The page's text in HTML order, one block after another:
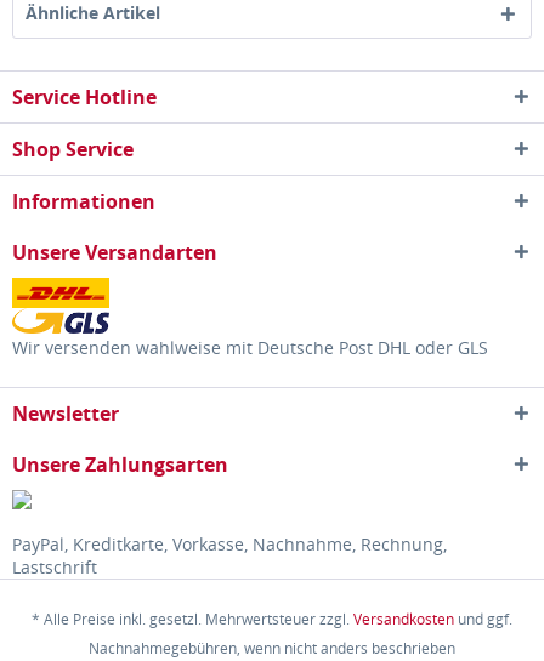
Ähnliche Artikel
Service Hotline
Shop Service
Informationen
Unsere Versandarten
Wir versenden wahlweise mit Deutsche Post DHL oder GLS
Newsletter
Unsere Zahlungsarten
PayPal, Kreditkarte, Vorkasse, Nachnahme, Rechnung,
Lastschrift
* Alle Preise inkl. gesetzl. Mehrwertsteuer zzgl.Versandkosten und ggf.
Nachnahmegebühren, wenn nicht anders beschrieben